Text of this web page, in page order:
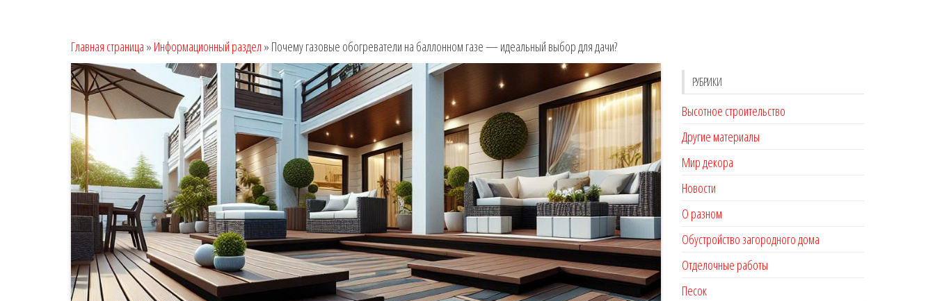
Главная страница » Информационный раздел » Почему газовые обогреватели на баллонном газе — идеальный выбор для дачи?
РУБРИКИ
Высотное строительство
Другие материалы
Мир декора
Новости
О разном
Обустройство загородного дома
Отделочные работы
Песок